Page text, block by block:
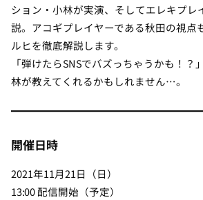
ション・小林が実演、そしてエレキプレ
説。アコギプレイヤーである秋田の視点
ルヒを徹底解説します。
「弾けたらSNSでバズっちゃうかも！？
林が教えてくれるかもしれません…。
開催日時
2021年11月21日（日）
13:00 配信開始（予定）